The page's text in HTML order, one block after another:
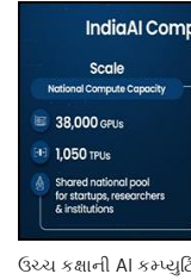
ઉચ્ચ કક્ષાની AI